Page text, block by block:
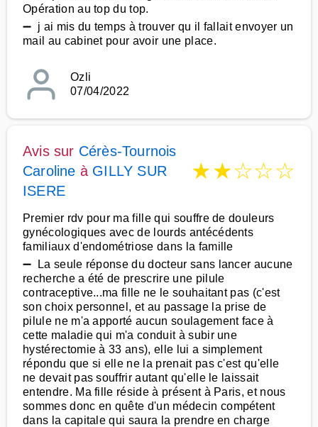
Opération au top du top.
➖ j ai mis du temps à trouver qu il fallait envoyer un
mail au cabinet pour avoir une place.
Ozli
07/04/2022
Avis sur Cérès-Tournois
Caroline à GILLY SUR
ISERE
★★☆☆☆
Premier rdv pour ma fille qui souffre de douleurs
gynécologiques avec de lourds antécédents
familiaux d'endométriose dans la famille
➖ La seule réponse du docteur sans lancer aucune
recherche a été de prescrire une pilule
contraceptive...ma fille ne le souhaitant pas (c'est
son choix personnel, et au passage la prise de
pilule ne m'a apporté aucun soulagement face à
cette maladie qui m'a conduit à subir une
hystérectomie à 33 ans), elle lui a simplement
répondu que si elle ne la prenait pas c'est qu'elle
ne devait pas souffrir autant qu'elle le laissait
entendre. Ma fille réside à présent à Paris, et nous
sommes donc en quête d'un médecin compétent
dans la capitale qui saura la prendre en charge